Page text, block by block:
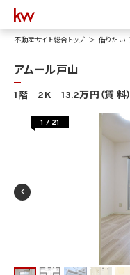
不動産サイト総合トップ 借りたい
アムール戸山
1階 2K 13.2万円（賃 料）
1 / 21